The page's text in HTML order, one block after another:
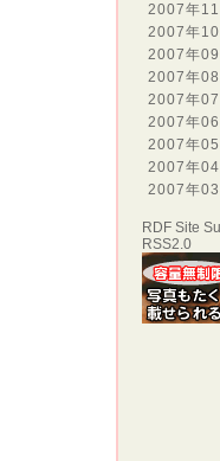
2007年11
2007年10
2007年09
2007年08
2007年07
2007年06
2007年05
2007年04
2007年03
RDF Site
RSS2.0